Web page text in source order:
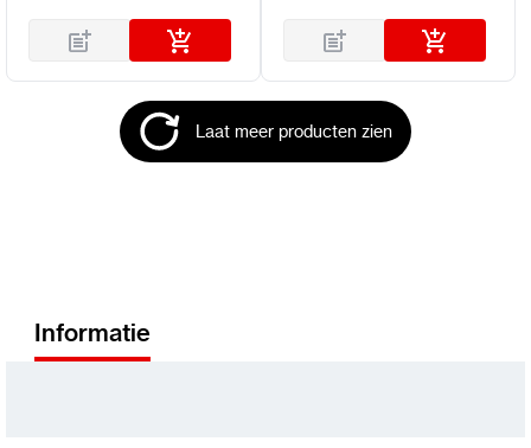
Laat meer producten zien
Informatie